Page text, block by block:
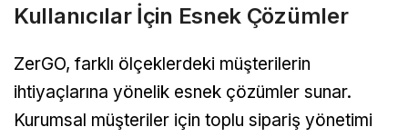
Kullanıcılar İçin Esnek Çözümler
ZerGO, farklı ölçeklerdeki müşterilerin
ihtiyaçlarına yönelik esnek çözümler sunar.
Kurumsal müşteriler için toplu sipariş yönetimi